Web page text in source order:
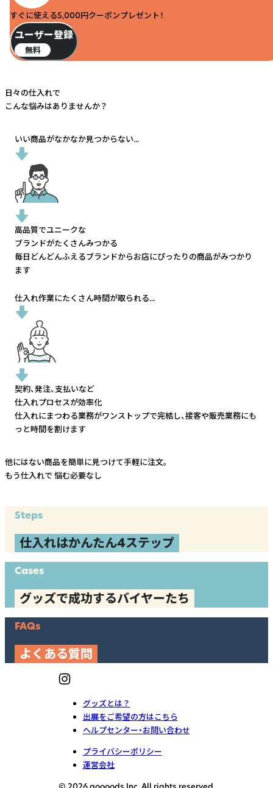
すぐに使える5,000円クーポンプレゼント！
ユーザー登録
無料
日々の仕入れで
こんな悩みはありませんか？
いい商品がなかなか見つからない...
高品質でユニークな
ブランドがたくさんみつかる
毎日どんどんふえるブランドからお店にぴったりの商品がみつかり
ます
仕入れ作業にたくさん時間が取られる...
契約、発注、支払いなど
仕入れプロセスが効率化
仕入れにまつわる業務がワンストップで完結し、接客や販売業務にも
っと時間を割けます
他にはない商品を簡単に見つけて手軽に注文。
もう仕入れで 悩む必要なし
Steps
仕入れはかんたん4ステップ
Cases
グッズで成功するバイヤーたち
FAQs
よくある質問
グッズとは？
出展をご希望の方はこちら
ヘルプセンター・お問い合わせ
プライバシーポリシー
運営会社